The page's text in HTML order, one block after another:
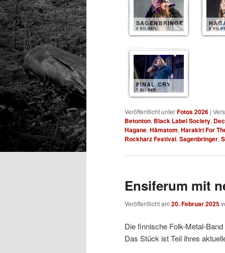
SAGENBRINGER
8 BILDER 8
FINAL CRY
7 BILDER
Veröffentlicht unterFotos 2026 |
Betonton, Black Label Society,
Hagane, Hämatom, Harakiri For
Rockharz Festival, Sagenbringer,
Ensiferum mit
Veröffentlicht am 20. Februar 2025
Die finnische Folk-Metal-
Das Stück ist Teil ihres